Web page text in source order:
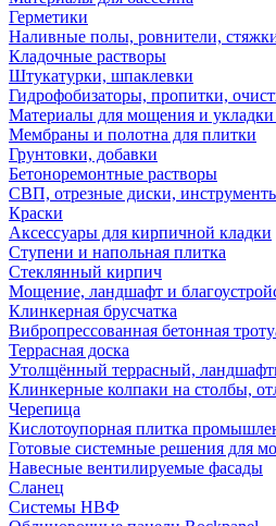
Герметики
Наливные полы, ровнители,
Кладочные растворы
Штукатурки, шпаклевки
Гидрофобизаторы, пропитки,
Материалы для мощения и укладки
Мембраны и полотна для плитки
Грунтовки, добавки
Бетоноремонтные растворы
СВП, отрезные диски,
Краски
Аксессуары для кирпичной кладки
Ступени и напольная плитка
Cтеклянный кирпич
Мощение, ландшафт и
Клинкерная брусчатка
Вибропрессованная бетонная
Террасная доска
Утолщённый террасный,
Клинкерные колпаки на столбы,
Черепица
Кислотоупорная плитка
Готовые системные решения для
Навесные вентилируемые фасады
Сланец
Системы НВФ